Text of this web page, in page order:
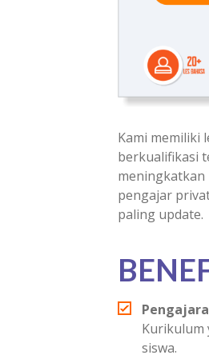
Kami memiliki
berkualifikasi
meningkatkan
pengajar
paling update.
Kurikulum
siswa.